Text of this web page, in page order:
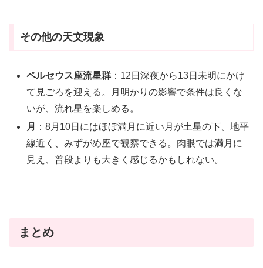
その他の天文現象
ペルセウス座流星群 ：12日深夜から13日未明にかけ
て見ごろを迎える。月明かりの影響で条件は良くな
いが、流れ星を楽しめる。
月
：8月10日にはほぼ満月に近い月が土星の下、地平
線近く、みずがめ座で観察できる。肉眼では満月に
見え、普段よりも大きく感じるかもしれない。
まとめ